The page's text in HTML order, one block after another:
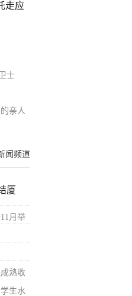
走应
士
亲人
闻频道
厦
月举
熟收
生水